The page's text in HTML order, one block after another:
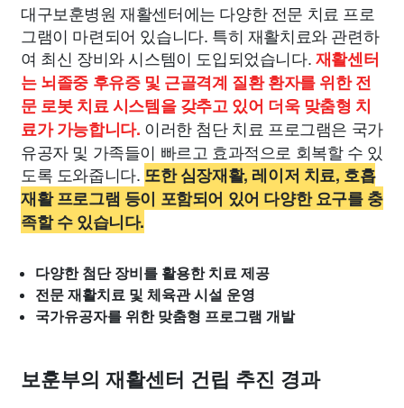
대구보훈병원 재활센터에는 다양한 전문 치료 프로
그램이 마련되어 있습니다. 특히 재활치료와 관련하
여 최신 장비와 시스템이 도입되었습니다.재활센터
는 뇌졸중 후유증 및 근골격계 질환 환자를 위한 전
문 로봇 치료 시스템을 갖추고 있어 더욱 맞춤형 치
료가 가능합니다. 이러한 첨단 치료 프로그램은 국가
유공자 및 가족들이 빠르고 효과적으로 회복할 수 있
도록 도와줍니다. 또한 심장재활, 레이저 치료, 호흡
재활 프로그램 등이 포함되어 있어 다양한 요구를 충
족할 수 있습니다.
다양한 첨단 장비를 활용한 치료 제공
전문 재활치료 및 체육관 시설 운영
국가유공자를 위한 맞춤형 프로그램 개발
보훈부의 재활센터 건립 추진 경과